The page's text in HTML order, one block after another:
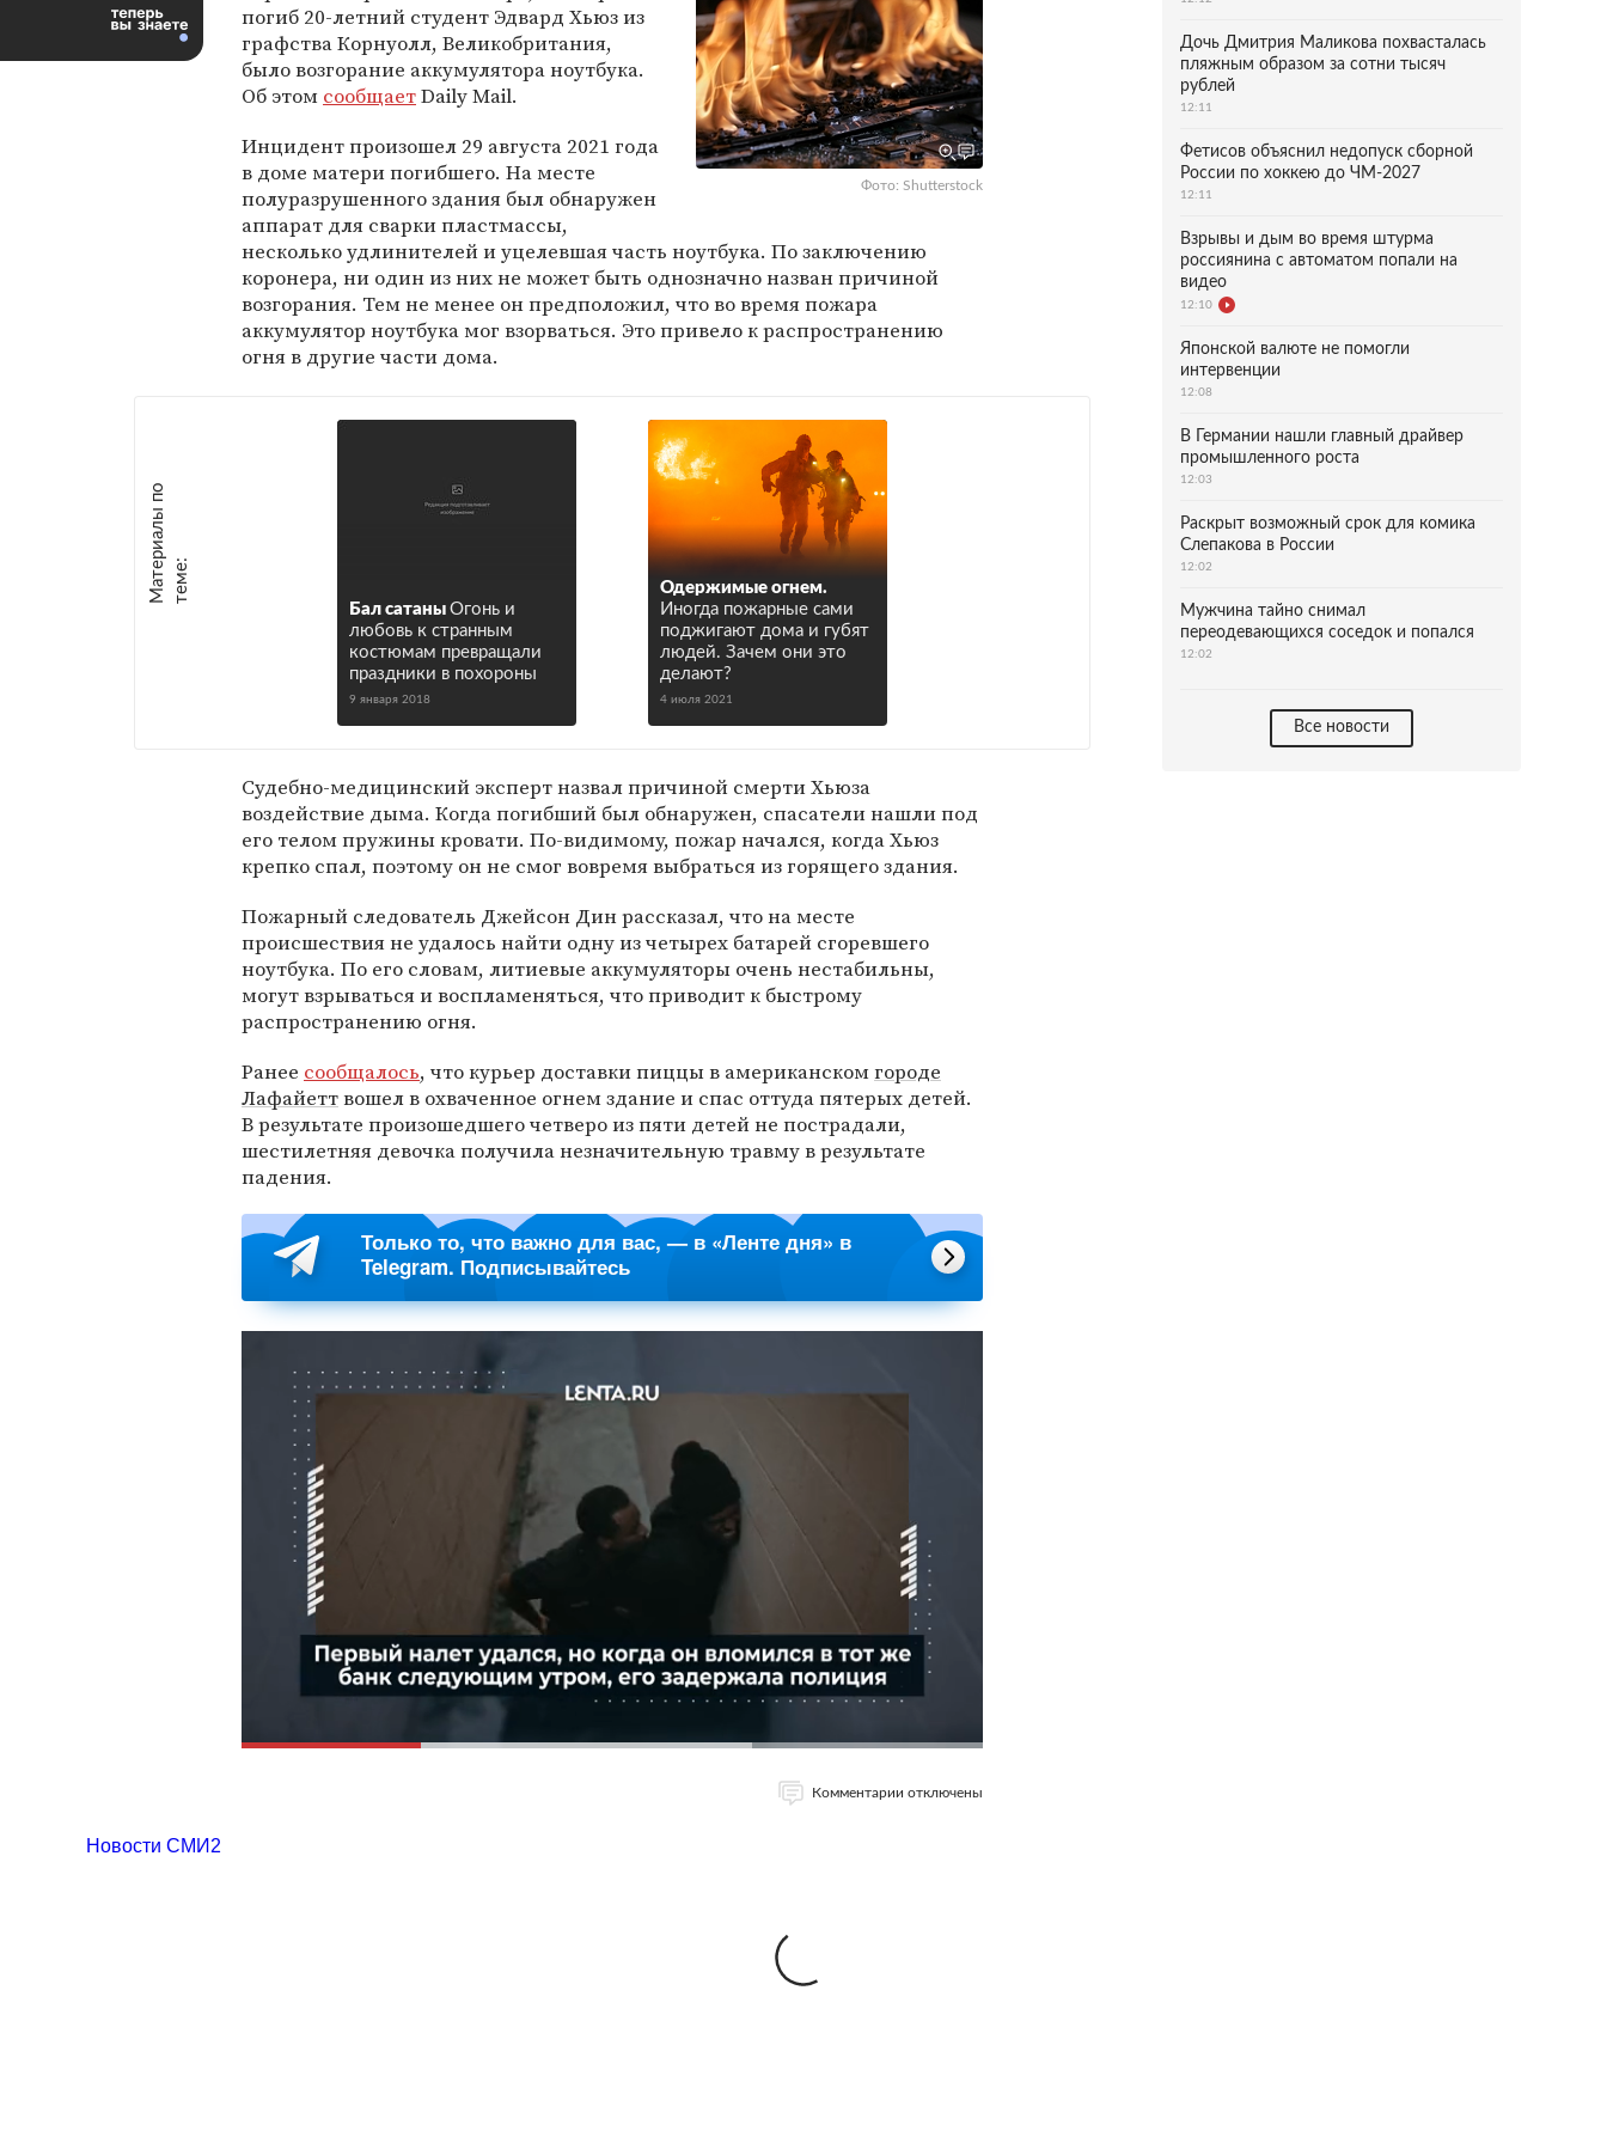
Фото: Shutterstock
погиб 20-летний студент Эдвард Хьюз из
графства Корнуолл, Великобритания,
было возгорание аккумулятора ноутбука.
Об этом сообщаетDaily Mail.
Инцидент произошел 29 августа 2021 года
в доме матери погибшего. На месте
полуразрушенного здания был обнаружен
аппарат для сварки пластмассы,
несколько удлинителей и уцелевшая часть ноутбука. По заключению
коронера, ни один из них не может быть однозначно назван причиной
возгорания. Тем не менее он предположил, что во время пожара
аккумулятор ноутбука мог взорваться. Это привело к распространению
огня в другие части дома.
М
а
т е
р
и
а
л
ы
п
о
т
е
м
е :
Бал сатаны Огонь и
любовь к странным
костюмам превращали
праздники в похороны
9 января 2018
Одержимые огнем.
Иногда пожарные сами
поджигают дома и губят
людей. Зачем они это
делают?
4 июля 2021
Судебно-медицинский эксперт назвал причиной смерти Хьюза
воздействие дыма. Когда погибший был обнаружен, спасатели нашли под
его телом пружины кровати. По-видимому, пожар начался, когда Хьюз
крепко спал, поэтому он не смог вовремя выбраться из горящего здания.
Пожарный следователь Джейсон Дин рассказал, что на месте
происшествия не удалось найти одну из четырех батарей сгоревшего
ноутбука. По его словам, литиевые аккумуляторы очень нестабильны,
могут взрываться и воспламеняться, что приводит к быстрому
распространению огня.
Ранее сообщалось, что курьер доставки пиццы в американскомгороде
Лафайеттвошел в охваченное огнем здание и спас оттуда пятерых детей.
В результате произошедшего четверо из пяти детей не пострадали,
шестилетняя девочка получила незначительную травму в результате
падения.
Только то, что важно для вас, — в «Ленте дня» в
Telegram. Подписывайтесь
Комментарии отключены
Дочь Дмитрия Маликова похвасталась
пляжным образом за сотни тысяч
рублей
12:11
Фетисов объяснил недопуск сборной
России по хоккею до ЧМ-2027
12:11
Взрывы и дым во время штурма
россиянина с автоматом попали на
видео
12:10
Японской валюте не помогли
интервенции
12:08
В Германии нашли главный драйвер
промышленного роста
12:03
Раскрыт возможный срок для комика
Слепакова в России
12:02
Мужчина тайно снимал
переодевающихся соседок и попался
12:02
Все новости
Новости СМИ2